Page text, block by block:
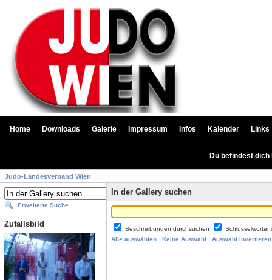
Home Downloads Galerie Impressum Infos Kalender Links
Du befindest
Judo-Landesverband Wien
Erweiterte Suche
Zufallsbild
In der Gallery suchen
Beschreibungen durchsuchen
Alle auswählen
Keine Auswahl Auswahl invertieren